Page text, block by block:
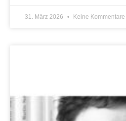
31. März 2026 Keine Kommentare